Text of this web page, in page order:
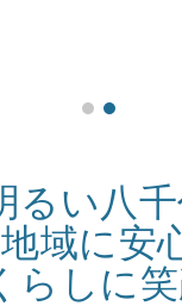
るい八
地域に安
らしに